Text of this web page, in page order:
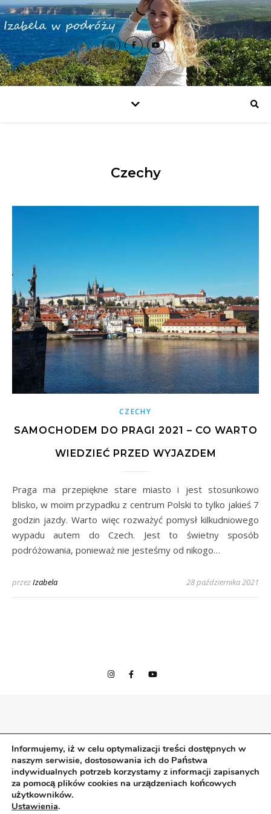
Czechy
CZECHY
SAMOCHODEM DO PRAGI 2021 – CO WARTO
WIEDZIEĆ PRZED WYJAZDEM
Praga ma przepiękne stare miasto i jest stosunkowo
blisko, w moim przypadku z centrum Polski to tylko jakieś 7
godzin jazdy. Warto więc rozważyć pomysł kilkudniowego
wypadu autem do Czech. Jest to świetny sposób
podróżowania, ponieważ nie jesteśmy od nikogo…
przezIzabela 28 października 2021
Wszelkie prawa zastrzeżone.
izabelawpodrozy |Bard Motyw przezWP Royal.
Informujemy, iż w celu optymalizacji treści dostępnych w
naszym serwisie, dostosowania ich do Państwa
indywidualnych potrzeb korzystamy z informacji zapisanych
za pomocą plików cookies na urządzeniach końcowych
użytkowników.
Ustawienia.